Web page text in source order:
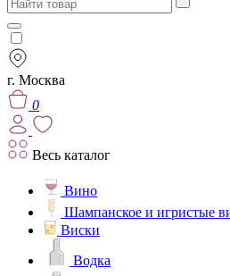
г. Москва
0
Весь каталог
Вино
Шампанское и игристые
Виски
Водка